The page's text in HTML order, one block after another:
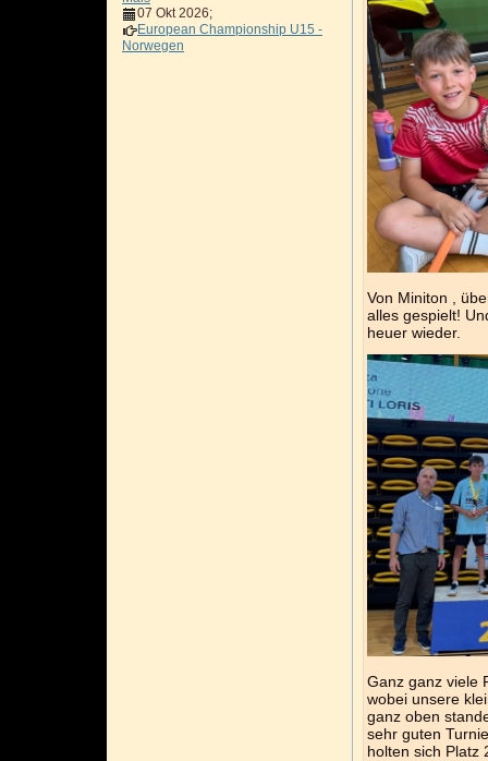
07 Okt 2026;
European Championship U15 -
Norwegen
Von Miniton ,
alles gespielt!
heuer wieder.
Ganz ganz viele
wobei unsere
ganz oben
sehr guten
holten sich Platz